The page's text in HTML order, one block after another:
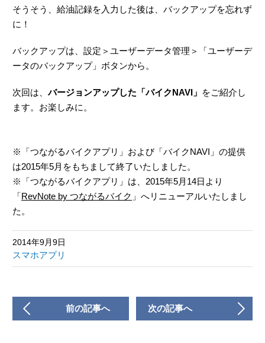
そうそう、給油記録を入力した後は、バックアップを忘れず
に！
バックアップは、設定＞ユーザーデータ管理＞「ユーザーデ
ータのバックアップ」ボタンから。
次回は、バージョンアップした「バイクNAVI」 をご紹介し
ます。お楽しみに。
※「つながるバイクアプリ」および「バイクNAVI」の提供
は2015年5月をもちまして終了いたしました。
※「つながるバイクアプリ」は、2015年5月14日より
「RevNote by つながるバイク 」へリニューアルいたしまし
た。
2014年9月9日
スマホアプリ
前の記事へ 次の記事へ